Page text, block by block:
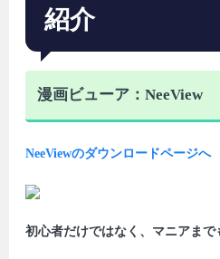
紹介
漫画ビューア：NeeView
NeeViewのダウンロードページへ
初心者だけではなく、マニアまで